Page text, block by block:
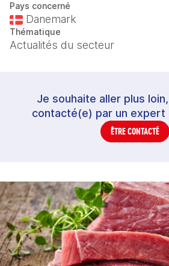
Pays concerné
Danemark
Thématique
Actualités du secteur
Je souhaite aller plus
contacté(e) par un expert
ÊTRE CONTACTÉ